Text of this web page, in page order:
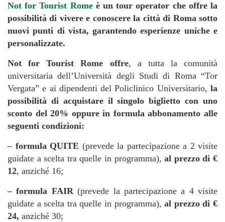
Not for Tourist Romeè un tour operator che offre la
possibilità di vivere e conoscere la città di Roma sotto
nuovi punti di vista, garantendo esperienze uniche e
personalizzate.
Not for Tourist Rome offre, a tutta la comunità
universitaria dell’Università degli Studi di Roma “Tor
Vergata” e ai dipendenti del Policlinico Universitario, la
possibilità di acquistare il singolo biglietto con uno
sconto del 20% oppure in formula abbonamento alle
seguenti condizioni:
– formula QUITE (prevede la partecipazione a 2 visite
guidate a scelta tra quelle in programma),al prezzo di €
12, anziché 16;
– formula FAIR(prevede la partecipazione a 4 visite
guidate a scelta tra quelle in programma), al prezzo di €
24, anziché 30;